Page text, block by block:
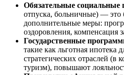
Обязательные социальные
отпуска, больничные) — это
дополнительные меры:
оздоровления, компенсация
Государственные
такие как льготная ипотека
стратегических отраслей
туризм), повышают